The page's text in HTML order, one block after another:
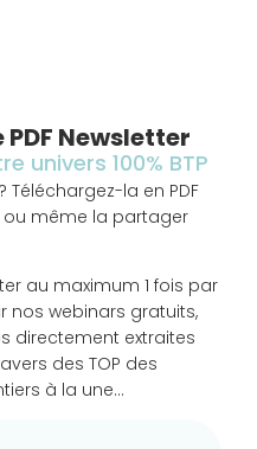
Newsletter
univers 100% BTP
Téléchargez-la en PDF
même la partager
au maximum 1 fois par
nos webinars gratuits,
directement extraites
des TOP des
à la une…